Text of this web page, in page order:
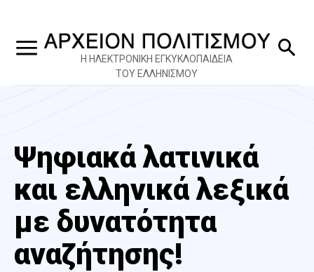
Η ΗΛΕΚΤΡΟΝΙΚΗ ΕΓΚΥΚΛΟΠΑΙΔΕΙΑ
ΤΟΥ ΕΛΛΗΝΙΣΜΟΥ
Ψηφιακά λατινικά
και ελληνικά λεξικά
με δυνατότητα
αναζήτησης!